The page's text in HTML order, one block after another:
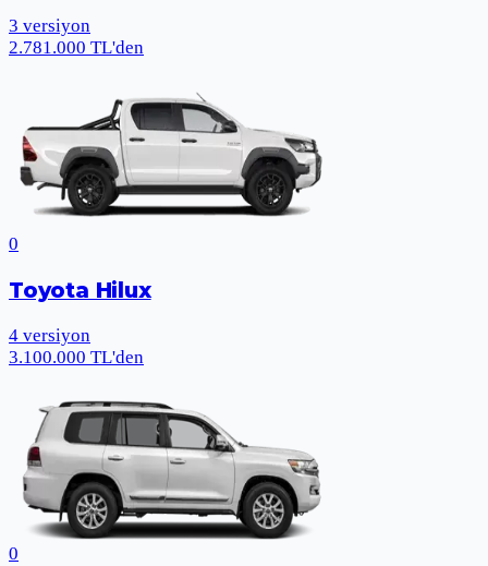
3 versiyon
2.781.000 TL'den
0
Toyota Hilux
4 versiyon
3.100.000 TL'den
0